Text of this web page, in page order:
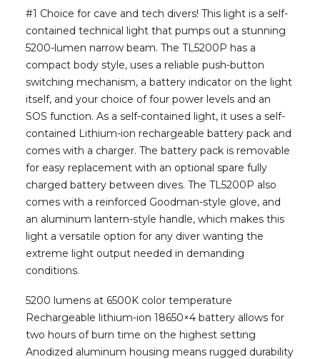
KONTAKT
MIN KONTO
kr 0,00
0
#1 Choice for cave and tech divers! This light is a self-
contained technical light that pumps out a stunning
5200-lumen narrow beam. The TL5200P has a
compact body style, uses a reliable push-button
switching mechanism, a battery indicator on the light
itself, and your choice of four power levels and an
SOS function. As a self-contained light, it uses a self-
contained Lithium-ion rechargeable battery pack and
comes with a charger. The battery pack is removable
for easy replacement with an optional spare fully
charged battery between dives. The TL5200P also
comes with a reinforced Goodman-style glove, and
an aluminum lantern-style handle, which makes this
light a versatile option for any diver wanting the
extreme light output needed in demanding
conditions.
5200 lumens at 6500K color temperature
Rechargeable lithium-ion 18650×4 battery allows for
two hours of burn time on the highest setting
Anodized aluminum housing means rugged durability